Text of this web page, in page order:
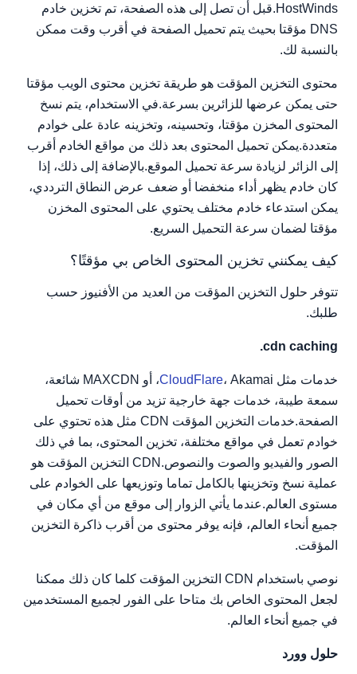
HostWinds.قبل أن تصل إلى هذه الصفحة، تم تخزين خادم
DNS مؤقتا بحيث يتم تحميل الصفحة في أقرب وقت ممكن
بالنسبة لك.
محتوى التخزين المؤقت هو طريقة تخزين محتوى الويب مؤقتا
حتى يمكن عرضها للزائرين بسرعة.في الاستخدام، يتم نسخ
المحتوى المخزن مؤقتا، وتحسينه، وتخزينه عادة على خوادم
متعددة.يمكن تحميل المحتوى بعد ذلك من مواقع الخادم أقرب
إلى الزائر لزيادة سرعة تحميل الموقع.بالإضافة إلى ذلك، إذا
كان خادم يظهر أداء منخفضا أو ضعف عرض النطاق الترددي،
يمكن استدعاء خادم مختلف يحتوي على المحتوى المخزن
مؤقتا لضمان سرعة التحميل السريع.
كيف يمكنني تخزين المحتوى الخاص بي مؤقتًا؟
تتوفر حلول التخزين المؤقت من العديد من الأفنيوز حسب
طلبك.
cdn caching.
خدمات مثل CloudFlare
، Akamai، أو MAXCDN شائعة،
سمعة طيبة، خدمات جهة خارجية تزيد من أوقات تحميل
الصفحة.خدمات التخزين المؤقت CDN مثل هذه تحتوي على
خوادم تعمل في مواقع مختلفة، تخزين المحتوى، بما في ذلك
الصور والفيديو والصوت والنصوص.CDN التخزين المؤقت هو
عملية نسخ وتخزينها بالكامل تماما وتوزيعها على الخوادم على
مستوى العالم.عندما يأتي الزوار إلى موقع من أي مكان في
جميع أنحاء العالم، فإنه يوفر محتوى من أقرب ذاكرة التخزين
المؤقت.
نوصي باستخدام CDN التخزين المؤقت كلما كان ذلك ممكنا
لجعل المحتوى الخاص بك متاحا على الفور لجميع المستخدمين
في جميع أنحاء العالم.
حلول وورد